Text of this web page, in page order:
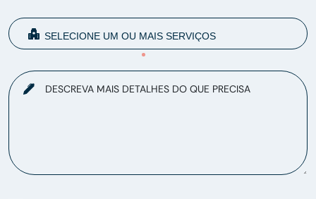
DESCREVA MAIS DETALHES DO QUE PRECISA